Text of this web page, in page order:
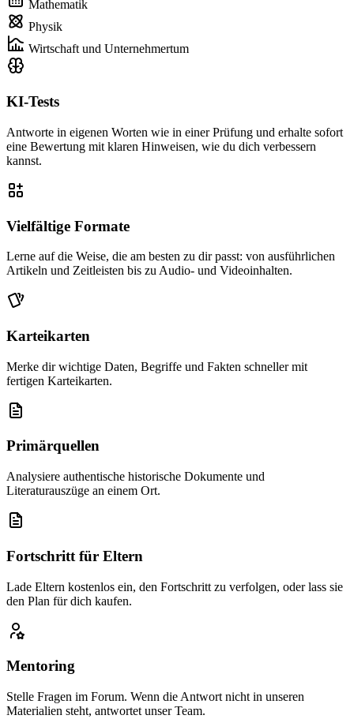
Mathematik
Physik
Wirtschaft und Unternehmertum
KI-Tests
Antworte in eigenen Worten wie in einer Prüfung und erhalte sofort
eine Bewertung mit klaren Hinweisen, wie du dich verbessern
kannst.
Vielfältige Formate
Lerne auf die Weise, die am besten zu dir passt: von ausführlichen
Artikeln und Zeitleisten bis zu Audio- und Videoinhalten.
Karteikarten
Merke dir wichtige Daten, Begriffe und Fakten schneller mit
fertigen Karteikarten.
Primärquellen
Analysiere authentische historische Dokumente und
Literaturauszüge an einem Ort.
Fortschritt für Eltern
Lade Eltern kostenlos ein, den Fortschritt zu verfolgen, oder lass sie
den Plan für dich kaufen.
Mentoring
Stelle Fragen im Forum. Wenn die Antwort nicht in unseren
Materialien steht, antwortet unser Team.